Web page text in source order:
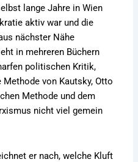
lange Jahre in Wien
aktiv war und die
nächster Nähe
in mehreren Büchern
politischen Kritik,
von Kautsky, Otto
Methode und dem
nicht viel gemein
er nach, welche Kluft